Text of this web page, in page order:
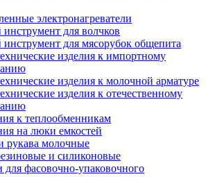
электронагреватели
для волчков
для мясорубок общепита
изделия к импортному
изделия к молочной арматуре
изделия к отечественному
к теплообменникам
на люки емкостей
рукава молочные
и силиконовые
для фасовочно-упаковочного